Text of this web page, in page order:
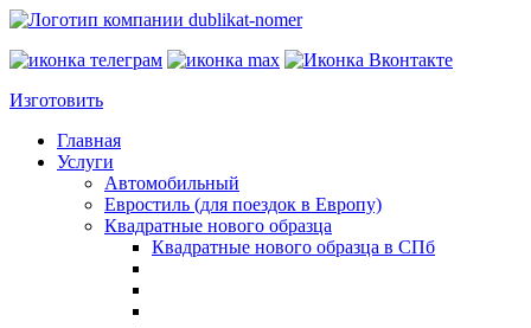
Изготовить
Главная
Услуги
Автомобильный
Евростиль (для поездок в Европу)
Квадратные нового образца
Квадратные нового образца в СПб